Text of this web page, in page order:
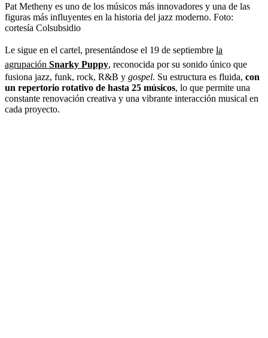
Pat Metheny es uno de los músicos más innovadores y una de las
figuras más influyentes en la historia del jazz moderno. Foto:
cortesía Colsubsidio
Le sigue en el cartel, presentándose el 19 de septiembre la
agrupación Snarky Puppy, reconocida por su sonido único que
fusiona jazz, funk, rock, R&B y gospel. Su estructura es fluida, con
un repertorio rotativo de hasta 25 músicos, lo que permite una
constante renovación creativa y una vibrante interacción musical en
cada proyecto.